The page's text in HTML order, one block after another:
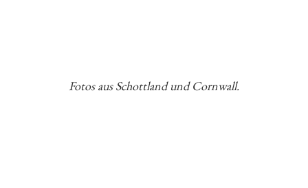
Fotos aus Schottland und Cornwall.